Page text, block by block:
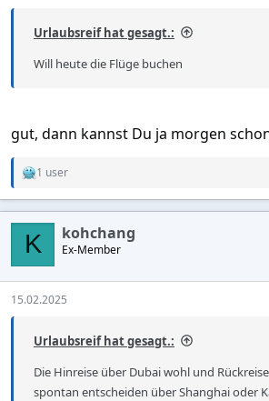
Urlaubsreif hat gesagt.:
Will heute die Flüge buchen
gut, dann kannst Du ja morgen
R
c
o
n
s
:
1 user
K kohchang
Ex-Member
15.02.2025
Urlaubsreif hat gesagt.:
Die Hinreise über Dubai wohl und
spontan entscheiden über Shanghai oder